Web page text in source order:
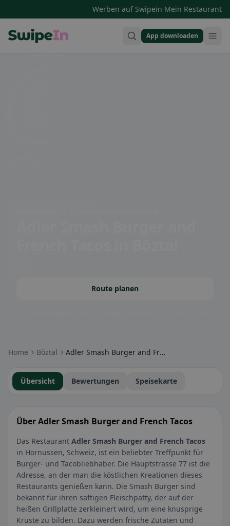
Werben auf Swipein·Mein Restaurant
App downloaden
Route planen
Home Böztal Adler Smash Burger and French Tacos
Übersicht Bewertungen Speisekarte
Über Adler Smash Burger and French Tacos
Das Restaurant Adler Smash Burger and French Tacos
in Hornussen, Schweiz, ist ein beliebter Treffpunkt für
Burger- und Tacobliebhaber. Die Hauptstrasse 77 ist die
Adresse, an der man die köstlichen Kreationen dieses
Restaurants genießen kann. Die Smash Burger sind
bekannt für ihren saftigen Fleischpatty, der auf der
heißen Grillplatte zerkleinert wird, um eine knusprige
Kruste zu bilden. Dazu werden frische Zutaten und